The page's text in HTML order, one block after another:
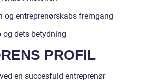
entreprenørskabs fremgang
og dets betydning
PROFIL
en succesfuld entreprenør